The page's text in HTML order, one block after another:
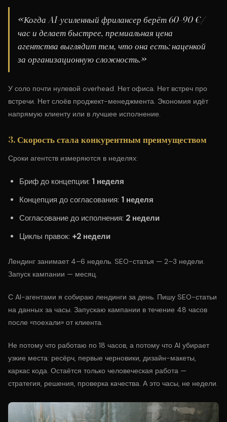
«Когда AI-усиленный фрилансер берёт 60–90 €/
час и делает быстрее, премиальная цена
агентства выглядит тем, что она есть: наценкой
за организационную сложность.»
У соло почти нулевой overhead. Нет офиса. Нет встреч про
встречи. Нет слоёв проджект-менеджмента. Экономия идёт
напрямую клиенту или в лучшее исполнение.
3. Скорость стала конкурентным преимуществом
Сроки агентств измеряются в неделях:
Бриф до концепции: 1 неделя
Концепция до согласования: 1 неделя
Согласование до исполнения: 2 недели
Циклы правок: +2 недели
Лендинг занимает 4–6 недель. SEO-статья — 2–3 недели.
Запуск кампании — месяц.
С AI-агентами я собираю лендинги за день. Пишу SEO-статьи
на данных за часы. Запускаю кампании в течение 48 часов
после «поехали» от клиента.
Не потому что работаю по 18 часов, а потому что AI убирает
узкие места: ресёрч, первые черновики, дизайн-макеты,
каркас кода. Остаётся только человеческая работа —
стратегия, решения, проверка качества. А это часы, не недели.